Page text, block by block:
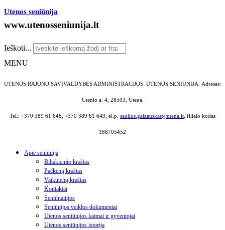
Utenos seniūnija
www.utenosseniunija.lt
Ieškoti...
MENU
UTENOS RAJONO SAVIVALDYBĖS ADMINISTRACIJOS UTENOS SENIŪNIJA. Adresas:
Utenio a. 4, 28503, Utena.
Tel.: +370 389 61 648, +370 389 61 649, el.p. saulius.gaizauskas@utena.lt, filialo kodas
188705452
Apie seniūniją
Biliakiemio kraštas
Pačkėnų kraštas
Vaikutėnų kraštas
Kontaktai
Seniūnaitijos
Seniūnijos veiklos dokumentai
Utenos seniūnijos kaimai ir gyventojai
Utenos seniūnijos istorija